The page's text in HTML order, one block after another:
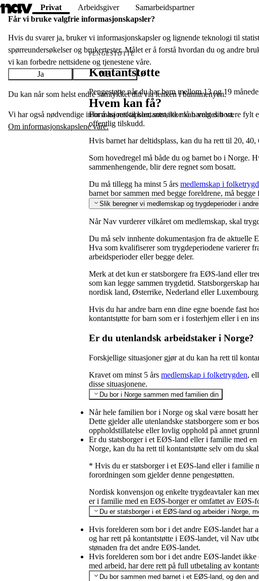
Får vi bruke valgfrie informasjon­skapsler?
Hvis du svarer ja, bruker vi informasjons­­kapsler og lignende teknologi til
spørreundersøkelser og bruker­tester. Målet er å forstå hvordan du og andre
vi kan forbedre nettsidene og tjenestene våre.
Ja
Nei
Du kan når som helst endre samtykket ditt via lenken i bunnmenyen.
Vi har også nødvendige informasjonskapsler, som ikke kan velges bort.
Om informasjonskapslene våre.
Hopp
til
hovedinnhold
Privat Arbeidsgiver Samarbeidspartner
PENGESTØTTE
Kontantstøtte
Pengestøtte når du har barn mellom 13 og 19
Hvem kan få?
For å ha rett til kontantstøtte må barnet ditt være fylt
offentlig tilskudd.
Hvis barnet har deltidsplass, kan du ha rett til 20, 40,
Som hovedregel må både du og barnet bo i Norge.
sammenhengende, blir dere regnet som bosatt.
Du må tillegg ha minst 5 års medlemskap i
barnet bor sammen med begge foreldrene, må
Slik beregner vi medlemskap og trygdeperioder i
Når Nav vurderer vilkåret om medlemskap, skal
Du må selv innhente dokumentasjon fra de aktuelle
Hva som kvalifiserer som trygdeperiodene varierer
arbeidsperioder eller begge deler.
Merk at det kun er statsborgere fra EØS-land eller
som kan legge sammen trygdetid. Statsborgerskap
nordisk land, Østerrike, Nederland eller Luxembourg.
Hvis du har andre barn enn dine egne boende fast
kontantstøtte for barn som er i fosterhjem eller i en
Er du utenlandsk arbeidstaker i Norge?
Forskjellige situasjoner gjør at du kan ha rett til
Kravet om minst 5 års medlemskap i folketrygden,
disse situasjonene.
Du bor i Norge sammen med familien din
Når hele familien bor i Norge og skal være bosatt
Dette gjelder alle utenlandske statsborgere som er
oppholdstillatelse eller lovlig opphold på annet
Er du statsborger i et EØS-land eller i familie med
Norge, kan du ha rett til kontantstøtte selv om du
* Hvis du er statsborger i et EØS-land eller i familie
forordningen som gjelder denne pengestøtten.
Nordisk konvensjon og enkelte trygdeavtaler kan
er i familie med en EØS-borger er omfattet av EØS-
Du er statsborger i et EØS-land og arbeider i Norge,
Hvis forelderen som bor i det andre EØS-landet har
og har rett på kontantstøtte i EØS-landet, vil Nav
stønaden fra det andre EØS-landet.
Hvis forelderen som bor i det andre EØS-landet
med arbeid, har dere rett på full utbetaling av
Du bor sammen med barnet i et EØS-land, og den